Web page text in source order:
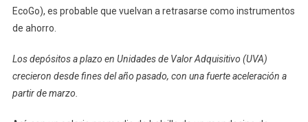
EcoGo), es probable que vuelvan a retrasarse como instrumentos
de ahorro.
Los depósitos a plazo en Unidades de Valor Adquisitivo (UVA)
crecieron desde fines del año pasado, con una fuerte aceleración a
partir de marzo.